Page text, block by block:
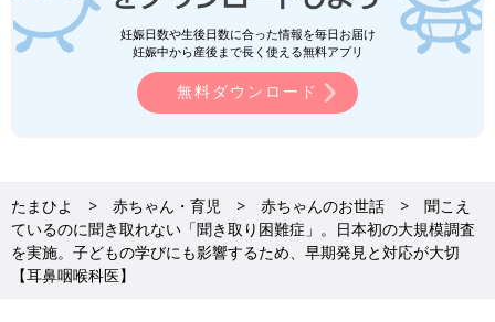
妊娠日数や生後日数に合った情報を毎日お届け
妊娠中から産後まで長く使える無料アプリ
無料ダウンロード
たまひよ 赤ちゃん・育児 赤ちゃんのお世話
聞こえ
ているのに聞き取れない「聞き取り困難症」。日本初の大規模調査
を実施。子どもの学びにも影響するため、早期発見と対応が大切
【耳鼻咽喉科医】